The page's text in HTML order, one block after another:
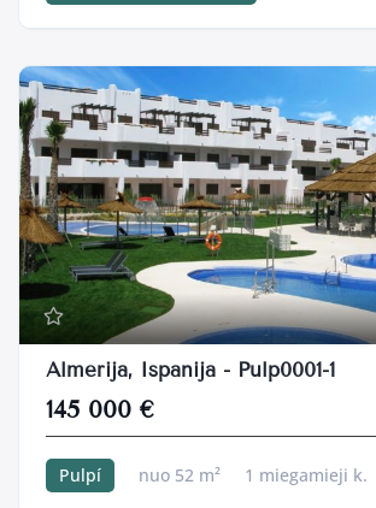
Almerija, Ispanija - Pulp0001-1
145 000 €
Pulpí nuo 52 m² 1 miegamieji k.